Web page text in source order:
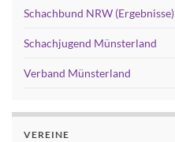
Schachbund NRW (Ergebnisse)
Schachjugend Münsterland
Verband Münsterland
VEREINE